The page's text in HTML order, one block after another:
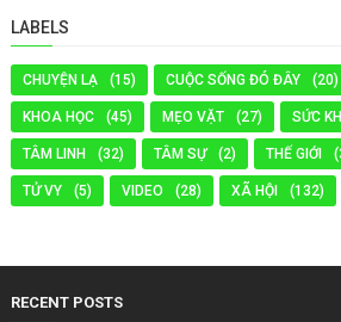
LABELS
CHUYỆN LẠ (15) CUỘC SỐNG ĐÓ ĐÂY (20)
KHOA HỌC (45) MẸO VẶT (27) SỨC
TÂM LINH (32) TÂM SỰ (2) THẾ GIỚI
TỬ VY (5) VIDEO (28) XÃ HỘI (132)
RECENT POSTS